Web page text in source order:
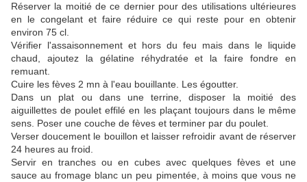
Réserver la moitié de ce dernier pour des utilisations ultérieures
en le congelant et faire réduire ce qui reste pour en obtenir
environ 75 cl.
Vérifier l'assaisonnement et hors du feu mais dans le liquide
chaud, ajoutez la gélatine réhydratée et la faire fondre en
remuant.
Cuire les fèves 2 mn à l'eau bouillante. Les égoutter.
Dans un plat ou dans une terrine, disposer la moitié des
aiguillettes de poulet effilé en les plaçant toujours dans le même
sens. Poser une couche de fèves et terminer par du poulet.
Verser doucement le bouillon et laisser refroidir avant de réserver
24 heures au froid.
Servir en tranches ou en cubes avec quelques fèves et une
sauce au fromage blanc un peu pimentée, à moins que vous ne